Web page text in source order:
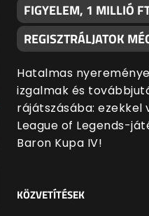
FIGYELEM, 1 MILLIÓ
REGISZTRÁLJATOK
Hatalmas
izgalmak és
rájátszásába:
League of Legends-
Baron Kupa IV!
KÖZVETÍTÉSEK